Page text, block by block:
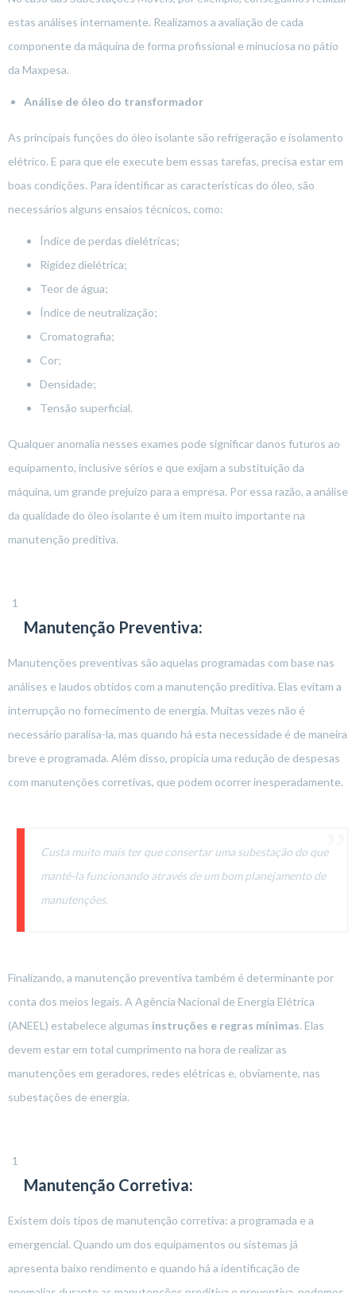
estas análises internamente. Realizamos a avaliação de cada
componente da máquina de forma profissional e minuciosa no pátio
da Maxpesa.
Análise de óleo do transformador
As principais funções do óleo isolante são refrigeração e isolamento
elétrico. E para que ele execute bem essas tarefas, precisa estar em
boas condições. Para identificar as características do óleo, são
necessários alguns ensaios técnicos, como:
Índice de perdas dielétricas;
Rigidez dielétrica;
Teor de água;
Índice de neutralização;
Cromatografia;
Cor;
Densidade;
Tensão superficial.
Qualquer anomalia nesses exames pode significar danos futuros ao
equipamento, inclusive sérios e que exijam a substituição da
máquina, um grande prejuízo para a empresa. Por essa razão, a análise
da qualidade do óleo isolante é um item muito importante na
manutenção preditiva.
Manutenção Preventiva:
Manutenções preventivas são aquelas programadas com base nas
análises e laudos obtidos com a manutenção preditiva. Elas evitam a
interrupção no fornecimento de energia. Muitas vezes não é
necessário paralisa-la, mas quando há esta necessidade é de maneira
breve e programada. Além disso, propicia uma redução de despesas
com manutenções corretivas, que podem ocorrer inesperadamente.
Custa muito mais ter que consertar uma subestação do que
mantê-la funcionando através de um bom planejamento de
manutenções.
Finalizando, a manutenção preventiva também é determinante por
conta dos meios legais. A Agência Nacional de Energia Elétrica
(ANEEL) estabelece algumas instruções e regras mínimas. Elas
devem estar em total cumprimento na hora de realizar as
manutenções em geradores, redes elétricas e, obviamente, nas
subestações de energia.
Manutenção Corretiva:
Existem dois tipos de manutenção corretiva: a programada e a
emergencial. Quando um dos equipamentos ou sistemas já
apresenta baixo rendimento e quando há a identificação de